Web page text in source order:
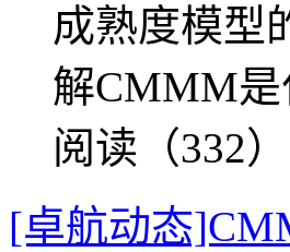
成熟度模型
解CMMM
阅读（332）
[卓航动态